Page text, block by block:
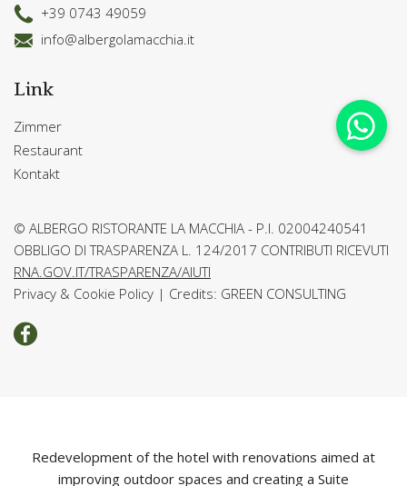
+39 0743 49059
info@albergolamacchia.it
Link
Zimmer
Restaurant
Kontakt
© ALBERGO RISTORANTE LA MACCHIA - P.I. 02004240541
OBBLIGO DI TRASPARENZA L. 124/2017 CONTRIBUTI RICEVUTI
RNA.GOV.IT/TRASPARENZA/AIUTI
Privacy & Cookie Policy | Credits: GREEN CONSULTING
Redevelopment of the hotel with renovations aimed at
improving outdoor spaces and creating a Suite